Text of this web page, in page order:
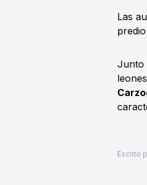
Las
Junto
leones
Escrito